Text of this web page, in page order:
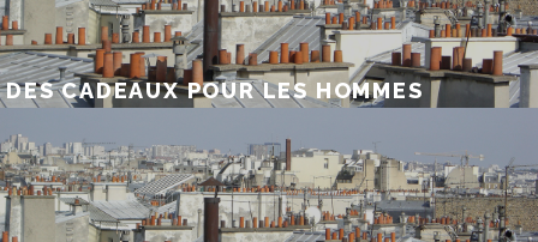
DES CADEAUX POUR LES HOMMES